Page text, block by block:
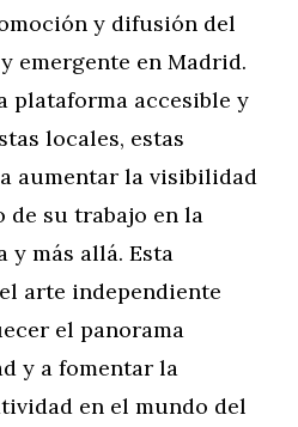
y difusión del
emergente en Madrid.
plataforma accesible y
locales, estas
aumentar la visibilidad
su trabajo en la
más allá. Esta
arte independiente
el panorama
y a fomentar la
en el mundo del